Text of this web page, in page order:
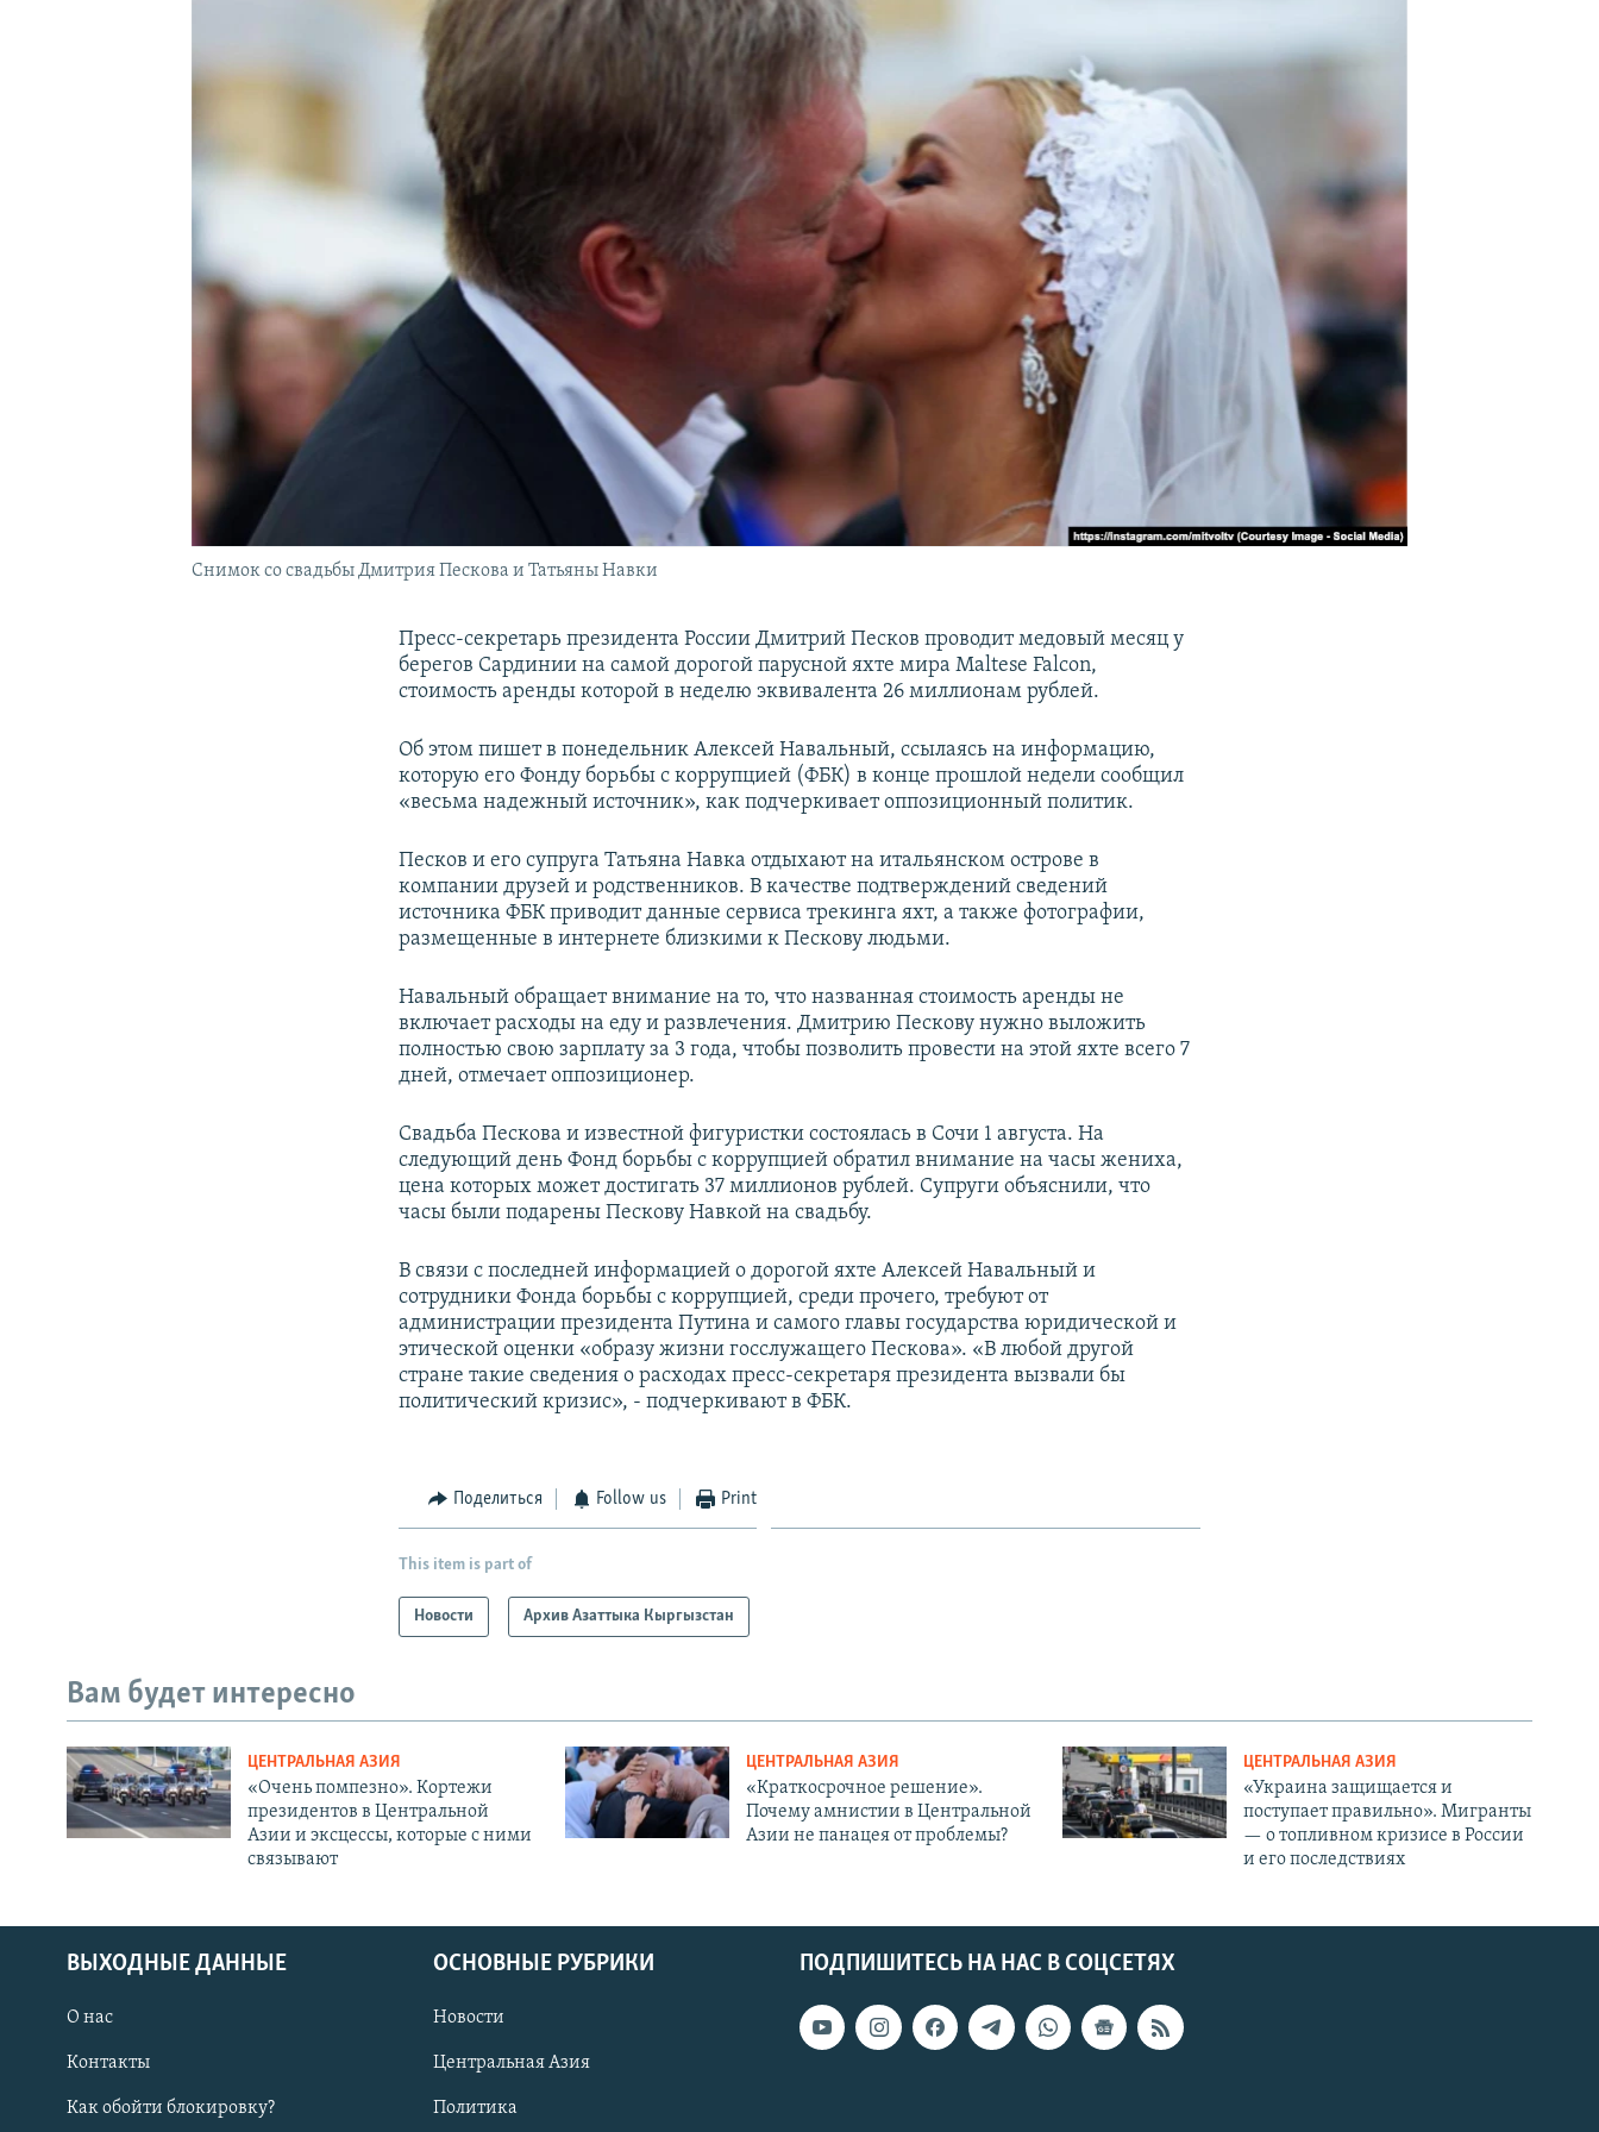
Снимок со свадьбы Дмитрия Пескова и Татьяны Навки
Пресс-секретарь президента России Дмитрий Песков проводит медовый месяц у
берегов Сардинии на самой дорогой парусной яхте мира Maltese Falcon,
стоимость аренды которой в неделю эквивалента 26 миллионам рублей.
Об этом пишет в понедельник Алексей Навальный, ссылаясь на информацию,
которую его Фонду борьбы с коррупцией (ФБК) в конце прошлой недели сообщил
«весьма надежный источник», как подчеркивает оппозиционный политик.
Песков и его супруга Татьяна Навка отдыхают на итальянском острове в
компании друзей и родственников. В качестве подтверждений сведений
источника ФБК приводит данные сервиса трекинга яхт, а также фотографии,
размещенные в интернете близкими к Пескову людьми.
Навальный обращает внимание на то, что названная стоимость аренды не
включает расходы на еду и развлечения. Дмитрию Пескову нужно выложить
полностью свою зарплату за 3 года, чтобы позволить провести на этой яхте всего 7
дней, отмечает оппозиционер.
Свадьба Пескова и известной фигуристки состоялась в Сочи 1 августа. На
следующий день Фонд борьбы с коррупцией обратил внимание на часы жениха,
цена которых может достигать 37 миллионов рублей. Супруги объяснили, что
часы были подарены Пескову Навкой на свадьбу.
В связи с последней информацией о дорогой яхте Алексей Навальный и
сотрудники Фонда борьбы с коррупцией, среди прочего, требуют от
администрации президента Путина и самого главы государства юридической и
этической оценки «образу жизни госслужащего Пескова». «В любой другой
стране такие сведения о расходах пресс-секретаря президента вызвали бы
политический кризис», - подчеркивают в ФБК.
Поделиться Follow us Print
This item is part of
Новости Архив Азаттыка Кыргызстан
Вам будет интересно
ЦЕНТРАЛЬНАЯ АЗИЯ
«Очень помпезно». Кортежи
президентов в Центральной
Азии и эксцессы, которые с ними
связывают
ЦЕНТРАЛЬНАЯ АЗИЯ
«Краткосрочное решение».
Почему амнистии в Центральной
Азии не панацея от проблемы?
ЦЕНТРАЛЬНАЯ АЗИЯ
«Украина защищается и
поступает правильно». Мигранты
— о топливном кризисе в России
и его последствиях
ПОДПИШИТЕСЬ НА НАС В СОЦСЕТЯХ
ВЫХОДНЫЕ ДАННЫЕ
О нас
Контакты
Как обойти блокировку?
ОСНОВНЫЕ РУБРИКИ
Новости
Центральная Азия
Политика